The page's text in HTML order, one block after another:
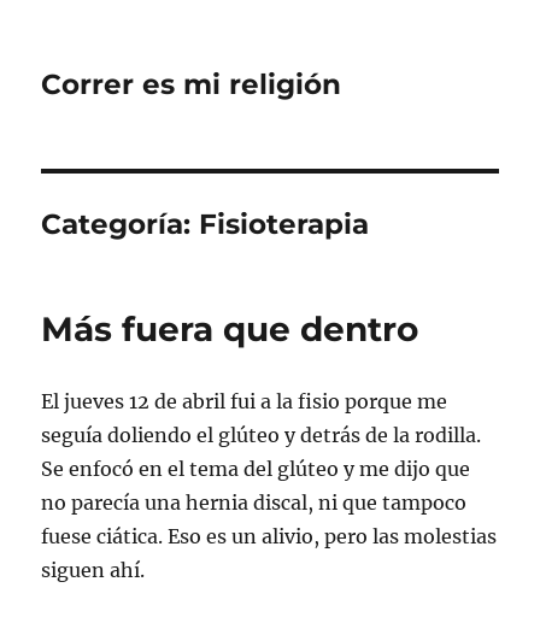
Correr es mi religión
Categoría: Fisioterapia
Más fuera que dentro
El jueves 12 de abril fui a la fisio porque me
seguía doliendo el glúteo y detrás de la rodilla.
Se enfocó en el tema del glúteo y me dijo que
no parecía una hernia discal, ni que tampoco
fuese ciática. Eso es un alivio, pero las molestias
siguen ahí.